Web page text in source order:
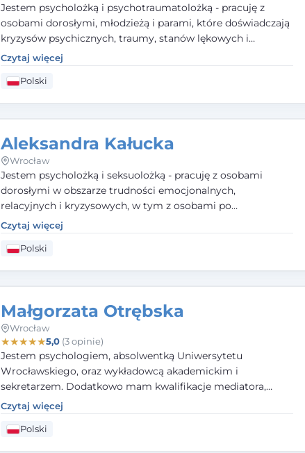
Jestem psycholożką i psychotraumatolożką - pracuję z
osobami dorosłymi, młodzieżą i parami, które doświadczają
kryzysów psychicznych, traumy, stanów lękowych i
trudności relacyjnych. W pracy kieruję się uważnością,
empatią i głębokim szacunkiem dla indywidualnej historii
każdego człowieka. Jestem w trakcie czteroletniej szkoły
Czytaj więcej
Polski
Aleksandra Kałucka
Wrocław
Jestem psycholożką i seksuolożką - pracuję z osobami
dorosłymi w obszarze trudności emocjonalnych,
relacyjnych i kryzysowych, w tym z osobami po
doświadczeniach przemocy. Ukończyłam psychologię
kliniczną oraz studia podyplomowe z interwencji kryzysowej
i seksuologii klinicznej na SWPS we Wrocławiu. W pracy
Czytaj więcej
Polski
Małgorzata Otrębska
Wrocław
★★★★★5,0(3 opinie)
Jestem psychologiem, absolwentką Uniwersytetu
Wrocławskiego, oraz wykładowcą akademickim i
sekretarzem. Dodatkowo mam kwalifikacje mediatora,
specjalizując się w sprawach rodzinnych, cywilnych oraz
karnych.
Czytaj więcej
Polski